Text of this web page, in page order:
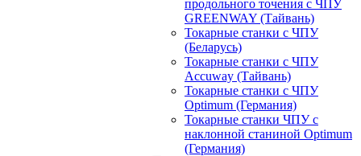
продольного точения с ЧПУ
GREENWAY (Тайвань)
Токарные станки с ЧПУ
(Беларусь)
Токарные станки с ЧПУ
Accuway (Тайвань)
Токарные станки с ЧПУ
Optimum (Германия)
Токарные станки ЧПУ с
наклонной станиной Optimum
(Германия)